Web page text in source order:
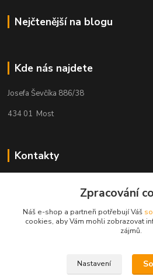
Nejčtenější na blogu
Kde nás najdete
Josefa Ševčíka 886/38
434 01 Most
Kontakty
+420 725 078 347
kacuca@seznam.cz
Zpracování
Náš e-shop a partneři potřebují Váš
cookies, aby Vám mohli zobrazovat
zájmů.
Nastavení